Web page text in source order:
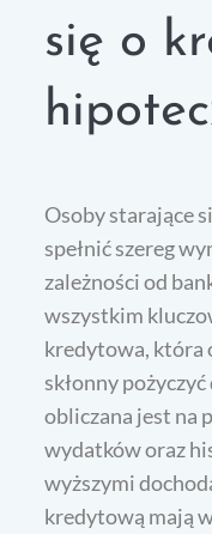
się o
Osoby starające
spełnić szereg
zależności od
wszystkim
kredytowa, która
skłonny
obliczana jest na
wydatków oraz
wyższymi
kredytową mają